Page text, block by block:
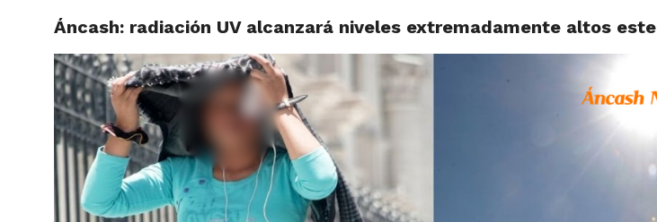
ACTUALIDAD HUARAZ ÁNCASH TÚ
Áncash: radiación UV alcanzará niveles extremadamente altos